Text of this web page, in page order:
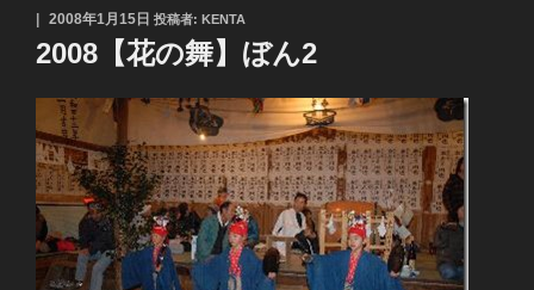
投
稿
日:
2008年1月15日 投稿者: KENTA
2008【花の舞】ぼん2